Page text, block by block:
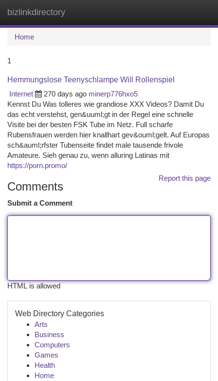
bizlinkdirectory
Home
1
Hemmungslose Teenyschlampe Will Rollenspiel
Internet
270 days ago minerp776hxo5
Kennst Du Was tolleres wie grandiose XXX Videos? Damit Du
das echt verstehst, gen&uuml;gt in der Regel eine schnelle
Visite bei der besten FSK Tube im Netz. Full scharfe
Rubensfrauen werden hier knallhart gev&ouml;gelt. Auf Europas
sch&auml;rfster Tubenseite findet male tausende frivole
Amateure. Sieh genau zu, wenn alluring Latinas mit
https://porn.promo/
Report this page
Comments
Submit a Comment
HTML is allowed
Web Directory Categories
Arts
Business
Computers
Games
Health
Home